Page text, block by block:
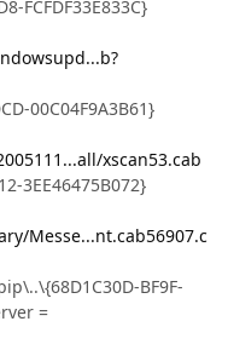
FCFDF33E833C}
00C04F9A3B61}
xscan53.cab
3EE46475B072}
Messe...nt.cab56907.c
BF9F-
=